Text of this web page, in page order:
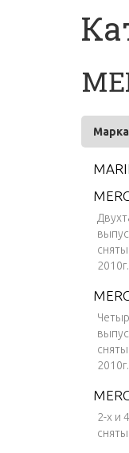
Марка
2010г.
2010г.
2-х и